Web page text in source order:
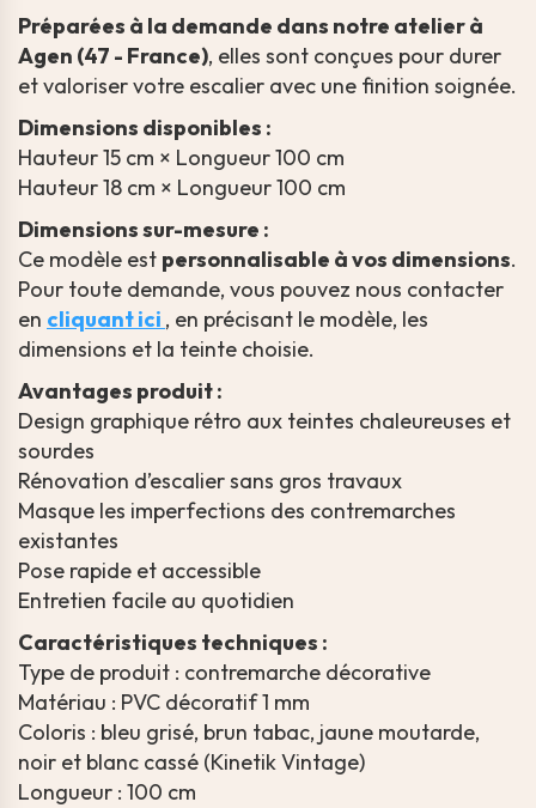
Préparées à la demande dans notre atelier à
Agen (47 - France), elles sont conçues pour durer
et valoriser votre escalier avec une finition soignée.
Dimensions disponibles :
Hauteur 15 cm × Longueur 100 cm
Hauteur 18 cm × Longueur 100 cm
Dimensions sur-mesure :
Ce modèle est personnalisable à vos dimensions.
Pour toute demande, vous pouvez nous contacter
en cliquant ici , en précisant le modèle, les
dimensions et la teinte choisie.
Avantages produit :
Design graphique rétro aux teintes chaleureuses et
sourdes
Rénovation d’escalier sans gros travaux
Masque les imperfections des contremarches
existantes
Pose rapide et accessible
Entretien facile au quotidien
Caractéristiques techniques :
Type de produit : contremarche décorative
Matériau : PVC décoratif 1 mm
Coloris : bleu grisé, brun tabac, jaune moutarde,
noir et blanc cassé (Kinetik Vintage)
Longueur : 100 cm